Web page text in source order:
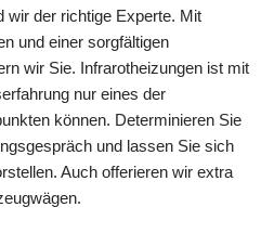
wir der richtige Experte. Mit
und einer sorgfältigen
wir Sie. Infrarotheizungen ist mit
nur eines der
können. Determinieren Sie
und lassen Sie sich
Auch offerieren wir extra